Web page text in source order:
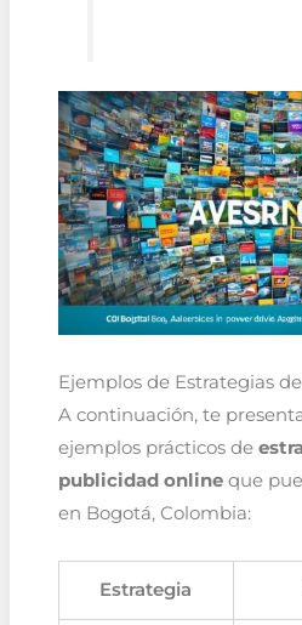
Ejemplos de Estrategias
A continuación, te
ejemplos prácticos de
publicidad onlineque
en Bogotá, Colombia:
Estrategia